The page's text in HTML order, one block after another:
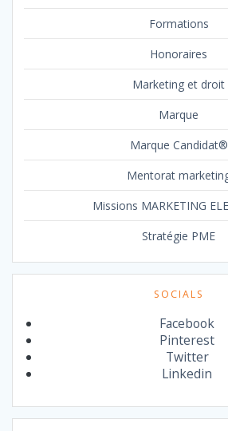
Formations
Honoraires
Marketing et droit
Marque
Marque Candidat®
Mentorat
Missions MARKETING
Stratégie PME
SOCIALS
Facebook
Pinterest
Twitter
Linkedin